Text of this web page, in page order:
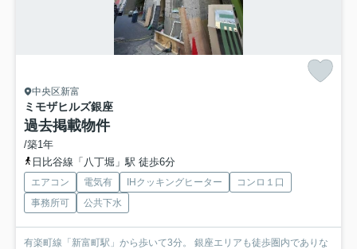
中央区新富
ミモザヒルズ銀座
過去掲載物件
/築1年
日比谷線「八丁堀」駅 徒歩6分
エアコン 電気有 IHクッキングヒーター
コンロ１口
事務所可
公共下水
有楽町線「新富町駅」から歩いて3分。 銀座エリアも徒歩圏内でありな